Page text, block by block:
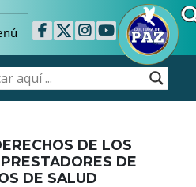
DE LOS
DE
DE SALUD